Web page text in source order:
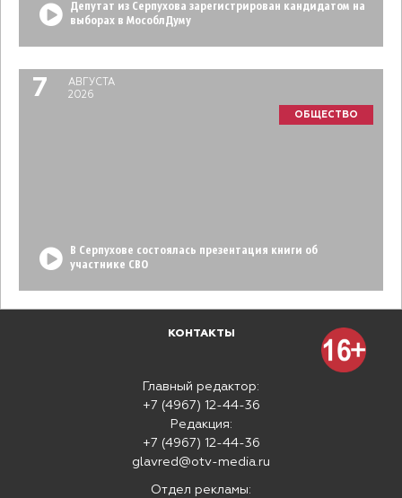
Депутат из Серпухова зарегистрирован кандидатом на
выборах в МособлДуму
7
АВГУСТА
2026
ОБЩЕСТВО
В Серпухове состоялась презентация книги об
участнике СВО
КОНТАКТЫ
Главный редактор:
+7 (4967) 12-44-36
Редакция:
+7 (4967) 12-44-36
glavred@otv-media.ru
Отдел рекламы: